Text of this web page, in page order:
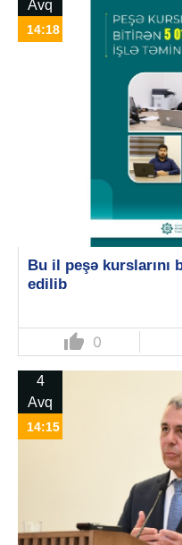
Avq
14:18
Bu il peşə
edilib
thumb_up 0
4
Avq
14:15